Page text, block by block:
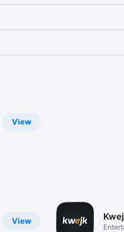
View
View